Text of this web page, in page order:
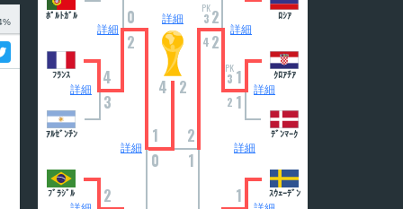
詳細
4 2
詳細
1
0
詳細
2
1
詳細
0
2
詳細
PK
3
4
2
2
詳細
4
3
2
詳細
PK
3
2
1
1
1
ﾎﾟﾙﾄｶﾞﾙ
ﾌﾗﾝｽ
ｱﾙｾﾞﾝﾁﾝ
ﾌﾞﾗｼﾞﾙ
ﾛｼｱ
ｸﾛｱﾁｱ
ﾃﾞﾝﾏｰｸ
ｽｳｪｰﾃﾞﾝ